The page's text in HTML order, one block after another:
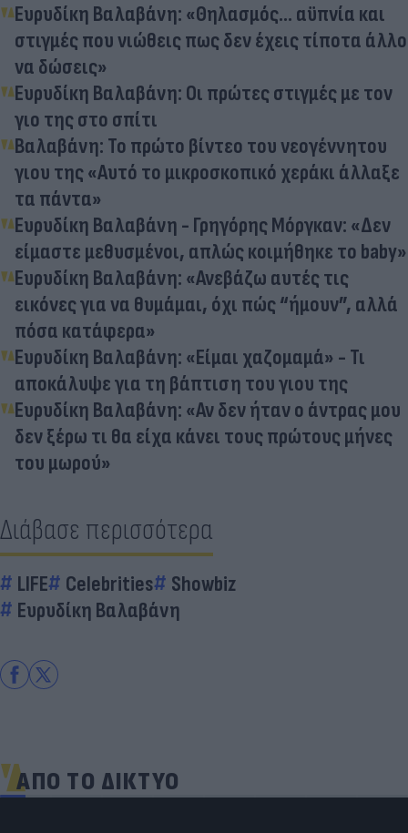
Ευρυδίκη Βαλαβάνη: «Θηλασμός... αϋπνία και
στιγμές που νιώθεις πως δεν έχεις τίποτα άλλο
να δώσεις»
Ευρυδίκη Βαλαβάνη: Οι πρώτες στιγμές με τον
γιο της στο σπίτι
Βαλαβάνη: Το πρώτο βίντεο του νεογέννητου
γιου της «Αυτό το μικροσκοπικό χεράκι άλλαξε
τα πάντα»
Ευρυδίκη Βαλαβάνη - Γρηγόρης Μόργκαν: «Δεν
είμαστε μεθυσμένοι, απλώς κοιμήθηκε το baby»
Ευρυδίκη Βαλαβάνη: «Ανεβάζω αυτές τις
εικόνες για να θυμάμαι, όχι πώς “ήμουν”, αλλά
πόσα κατάφερα»
Ευρυδίκη Βαλαβάνη: «Είμαι χαζομαμά» - Τι
αποκάλυψε για τη βάπτιση του γιου της
Ευρυδίκη Βαλαβάνη: «Αν δεν ήταν ο άντρας μου
δεν ξέρω τι θα είχα κάνει τους πρώτους μήνες
του μωρού»
Διάβασε περισσότερα
LIFE Celebrities
Showbiz
Ευρυδίκη Βαλαβάνη
ΑΠΟ ΤΟ ΔΙΚΤΥΟ